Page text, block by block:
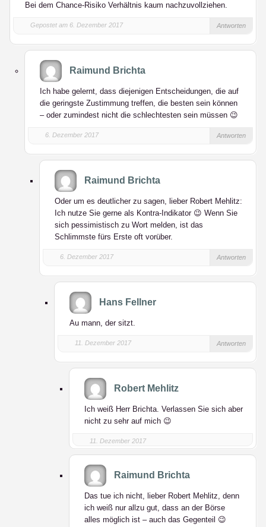
Bei dem Chance-Risiko Verhältnis kaum nachzuvollziehen.
Gepostet am 6. Dezember 2017 Antworten
Raimund Brichta
Ich habe gelernt, dass diejenigen Entscheidungen, die auf
die geringste Zustimmung treffen, die besten sein können
– oder zumindest nicht die schlechtesten sein müssen 😉
6. Dezember 2017 Antworten
Raimund Brichta
Oder um es deutlicher zu sagen, lieber Robert Mehlitz:
Ich nutze Sie gerne als Kontra-Indikator 😉 Wenn Sie
sich pessimistisch zu Wort melden, ist das
Schlimmste fürs Erste oft vorüber.
6. Dezember 2017 Antworten
Hans Fellner
Au mann, der sitzt.
11. Dezember 2017 Antworten
Robert Mehlitz
Ich weiß Herr Brichta. Verlassen Sie sich aber
nicht zu sehr auf mich 😉
11. Dezember 2017
Raimund Brichta
Das tue ich nicht, lieber Robert Mehlitz, denn
ich weiß nur allzu gut, dass an der Börse
alles möglich ist – auch das Gegenteil 😉